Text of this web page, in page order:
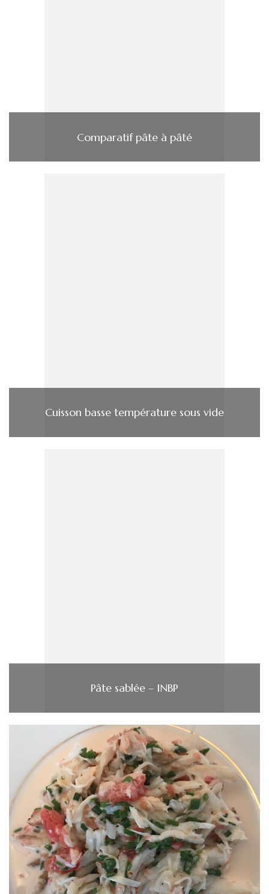
Comparatif pâte à pâté
Cuisson basse température sous vide
Pâte sablée – INBP